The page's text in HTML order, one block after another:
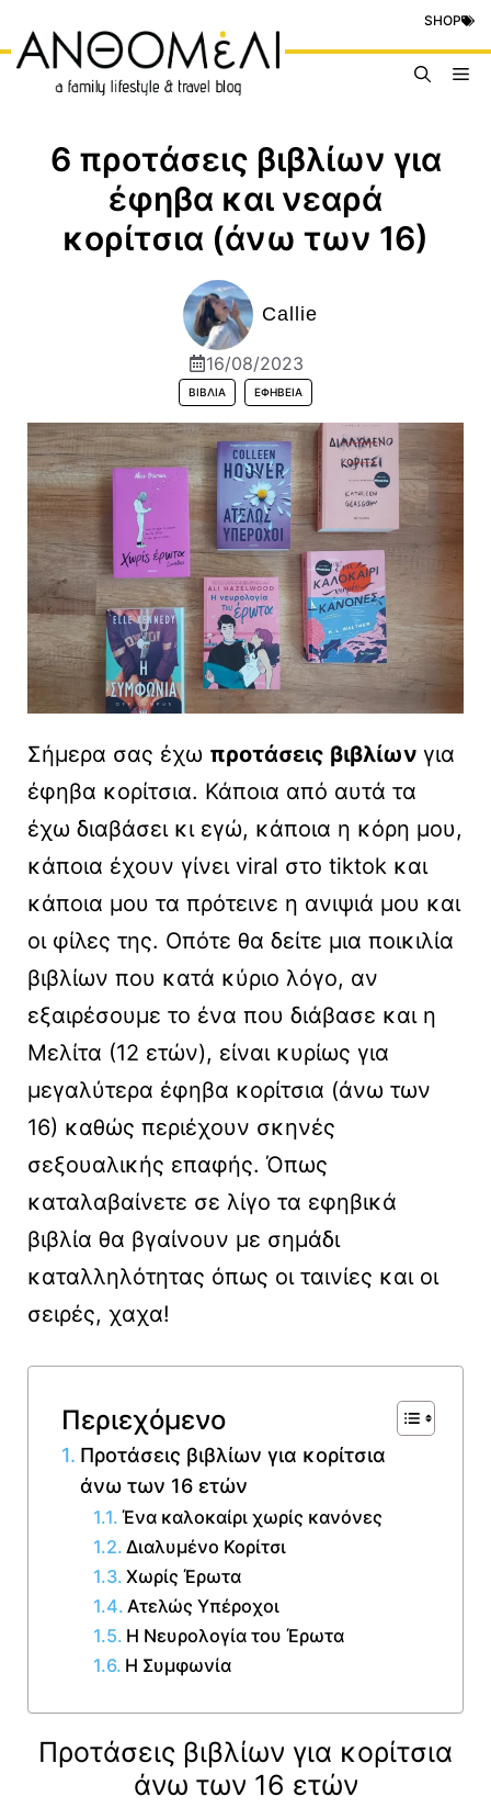
περιεχόμενο
SHOP
6 προτάσεις βιβλίων για
έφηβα και νεαρά
κορίτσια (άνω των 16)
Callie
16/08/2023
ΒΙΒΛΊΑ ΕΦΗΒΕΊΑ
Σήμερα σας έχω προτάσεις βιβλίων για
έφηβα κορίτσια. Κάποια από αυτά τα
έχω διαβάσει κι εγώ, κάποια η κόρη μου,
κάποια έχουν γίνει viral στο tiktok και
κάποια μου τα πρότεινε η ανιψιά μου και
οι φίλες της. Οπότε θα δείτε μια ποικιλία
βιβλίων που κατά κύριο λόγο, αν
εξαιρέσουμε το ένα που διάβασε και η
Μελίτα (12 ετών), είναι κυρίως για
μεγαλύτερα έφηβα κορίτσια (άνω των
16) καθώς περιέχουν σκηνές
σεξουαλικής επαφής. Όπως
καταλαβαίνετε σε λίγο τα εφηβικά
βιβλία θα βγαίνουν με σημάδι
καταλληλότητας όπως οι ταινίες και οι
σειρές, χαχα!
Περιεχόμενο
Προτάσεις βιβλίων για κορίτσια
άνω των 16 ετών
Ένα καλοκαίρι χωρίς κανόνες
Διαλυμένο Κορίτσι
Χωρίς Έρωτα
Ατελώς Υπέροχοι
H Νευρολογία του Έρωτα
Η Συμφωνία
Προτάσεις βιβλίων για κορίτσια
άνω των 16 ετών